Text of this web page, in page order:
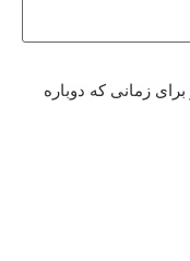
زمانی که دوباره